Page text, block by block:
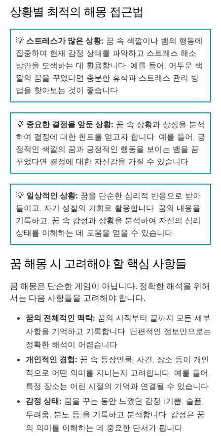
상황별 최적의 해몽 접근법
💡 스트레스가 많은 상황: 꿈 속 색깔이나 뱀의 행동에
집중하여 현재 감정 상태를 파악하고 스트레스 해소
방안을 모색하는 데 활용합니다. 예를 들어, 어두운 색
깔의 꿈을 꾸었다면 충분한 휴식과 스트레스 관리 방
법을 찾아보는 것이 좋습니다.
💡 중요한 결정을 앞둔 상황: 꿈 속 상황과 상징을 분석
하여 결정에 대한 힌트를 얻고자 합니다. 예를 들어, 긍
정적인 색깔의 꿈과 긍정적인 행동을 보이는 뱀을 꿈
꾸었다면 결정에 대한 자신감을 가질 수 있습니다.
💡 일상적인 상황: 꿈을 단순한 심리적 반응으로 받아
들이고, 자기 성찰의 기회로 활용합니다. 꿈의 내용을
기록하고, 꿈 속 감정과 상황을 분석하여 자신의 심리
상태를 이해하는 데 도움을 얻을 수 있습니다.
꿈 해몽 시 고려해야 할 핵심 사항들
꿈 해몽은 단순한 게임이 아닙니다. 정확한 해석을 위해
서는 다음 사항들을 고려해야 합니다.
꿈의 전체적인 맥락: 꿈의 시작부터 끝까지 모든 세부
사항을 기억하고 기록합니다. 단편적인 정보만으로는
정확한 해석이 어렵습니다.
개인적인 경험: 꿈 속 등장인물, 사건, 장소 등이 개인
적으로 어떤 의미를 지니는지 고려합니다. 예를 들어,
특정 장소는 어린 시절의 기억과 연결될 수 있습니다.
감정 상태: 꿈을 꾸는 동안 느꼈던 감정 (기쁨, 슬픔,
두려움, 분노 등)을 기록하고 분석합니다. 감정은 꿈
의 의미를 이해하는 데 중요한 단서가 됩니다.